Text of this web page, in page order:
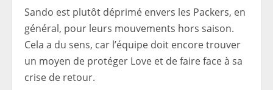
Sando est plutôt déprimé envers les Packers, en
général, pour leurs mouvements hors saison.
Cela a du sens, car l’équipe doit encore trouver
un moyen de protéger Love et de faire face à sa
crise de retour.